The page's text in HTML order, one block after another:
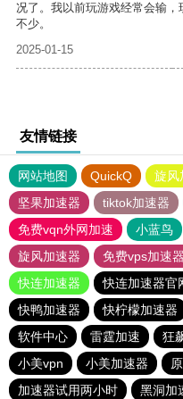
况了。我以前玩游戏经常会输
不少。
2025-01-15
友情链接
网站地图 QuickQ 旋风
坚果加速器
tiktok加速器
免费vqn外网加速
小蓝鸟
旋风加速器
免费vps加速
快连加速器
快连加速器官
快鸭加速器
快柠檬加速器
软件中心
雷霆加速 狂
小美vpn
小美加速器
加速器试用两小时
黑洞加